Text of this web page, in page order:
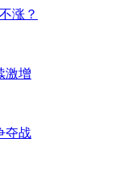
涨？
激增
夺战